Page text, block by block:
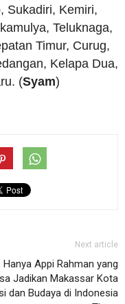
Sukadiri, Kemiri,
Teluknaga,
Timur, Curug,
Kelapa Dua,
(Syam)
Next article
Hanya Appi Rahman yang
Jadikan Makassar Kota
dan Budaya di Indonesia